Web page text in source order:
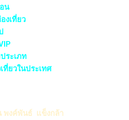
น
งเที่ยว
ระเภท
ที่ยวในประเทศ
พงค์พันธ์ แข็งกล้า